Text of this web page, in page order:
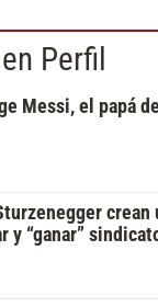
Perfil
Messi, el papá
crean
y “ganar”